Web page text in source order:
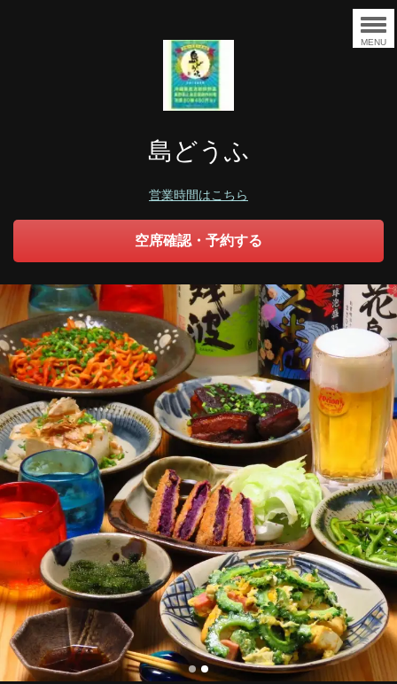
MENU
島どうふ
営業時間はこちら
空席確認・予約する